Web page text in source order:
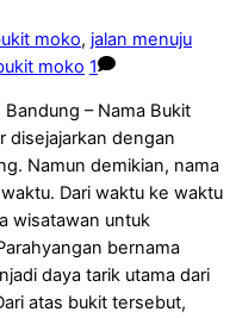
moko, jalan menuju
moko 1
– Nama Bukit
disejajarkan dengan
Namun demikian, nama
Dari waktu ke waktu
wisatawan untuk
bernama
daya tarik utama dari
atas bukit tersebut,